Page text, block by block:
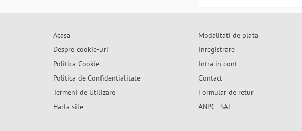
Acasa
Despre cookie-uri
Politica Cookie
Politica de Confidentialitate
Termeni de Utilizare
Harta site
Modalitati de plata
Inregistrare
Intra in cont
Contact
Formular de retur
ANPC - SAL